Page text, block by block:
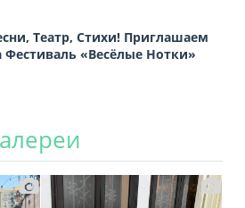
Театр, Стихи! Приглашаем
Фестиваль «Весёлые Нотки»